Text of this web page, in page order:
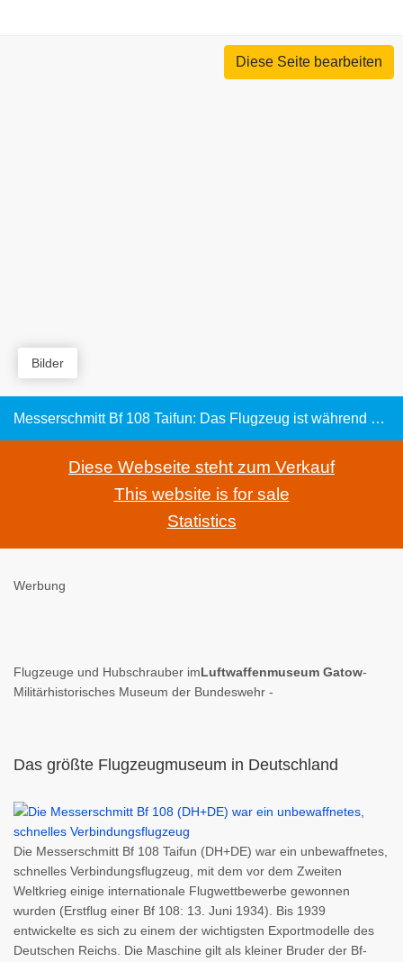
Diese Seite bearbeiten
Bilder
Messerschmitt Bf 108 Taifun: Das Flugzeug ist während des Zweiten Weltkriegs über Rügen abgestürzt
Diese Webseite steht zum Verkauf
This website is for sale
Statistics
Werbung
Flugzeuge und Hubschrauber imLuftwaffenmuseum Gatow-
Militärhistorisches Museum der Bundeswehr -
Das größte Flugzeugmuseum in Deutschland
Die Messerschmitt Bf 108 Taifun (DH+DE) war ein unbewaffnetes,
schnelles Verbindungsflugzeug, mit dem vor dem Zweiten
Weltkrieg einige internationale Flugwettbewerbe gewonnen
wurden (Erstflug einer Bf 108: 13. Juni 1934). Bis 1939
entwickelte es sich zu einem der wichtigsten Exportmodelle des
Deutschen Reichs. Die Maschine gilt als kleiner Bruder der Bf-